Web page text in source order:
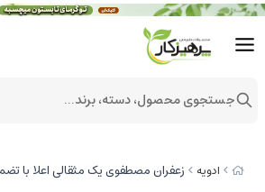
ادویه زعفران مصطفوی یک مثقالی اعلا با
جستجوی محصول، دسته، برند...